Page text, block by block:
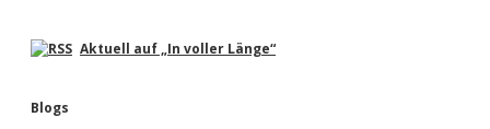
Aktuell auf „In voller Länge“
Blogs